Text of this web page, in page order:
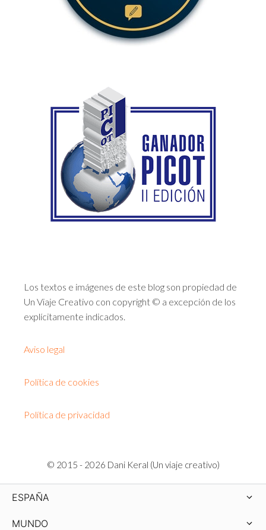
Los textos e imágenes de este blog son propiedad de
Un Viaje Creativo con copyright © a excepción de los
explícitamente indicados.
Aviso legal
Política de cookies
Política de privacidad
© 2015 - 2026 Dani Keral (Un viaje creativo)
ESPAÑA
MUNDO